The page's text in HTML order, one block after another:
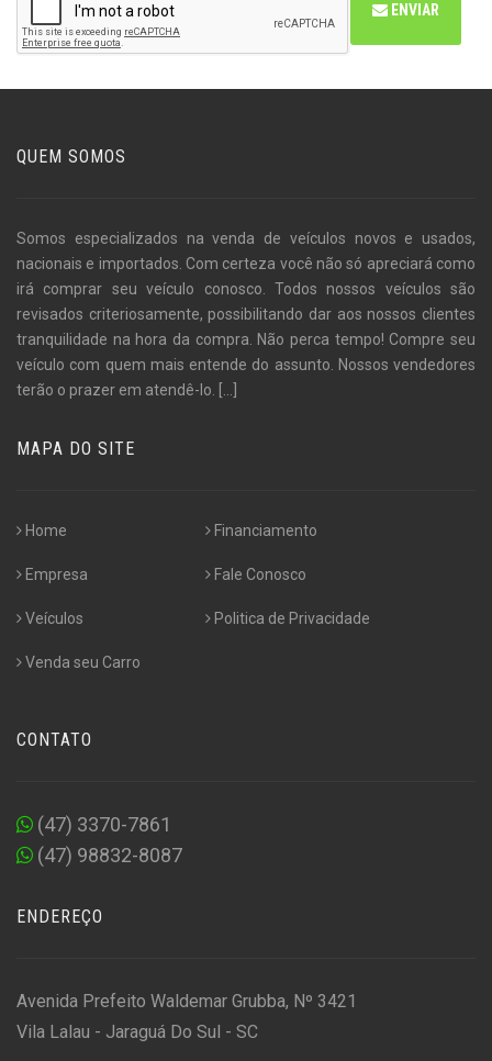
ENVIAR
QUEM SOMOS
Somos especializados na venda de veículos novos e usados,
nacionais e importados. Com certeza você não só apreciará como
irá comprar seu veículo conosco. Todos nossos veículos são
revisados criteriosamente, possibilitando dar aos nossos clientes
tranquilidade na hora da compra. Não perca tempo! Compre seu
veículo com quem mais entende do assunto. Nossos vendedores
terão o prazer em atendê-lo.
MAPA DO SITE
Home
Empresa
Veículos
Venda seu Carro
Financiamento
Fale Conosco
Politica de Privacidade
CONTATO
(47) 3370-7861
(47) 98832-8087
ENDEREÇO
Avenida Prefeito Waldemar Grubba, Nº 3421
Vila Lalau - Jaraguá Do Sul - SC